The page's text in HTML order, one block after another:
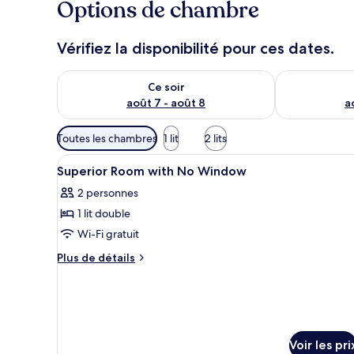
Options de chambre
Vérifiez la disponibilité pour ces dates.
Ce soir
août 7 - août 8
Vérifier la disponibilité pour ce soir août 7 - août 8
Vérifier la
Filtres
disponibles
pour
chambres
Toutes les chambres 1 lit 2 lits
Afficher
toutes
les
photos
pour
ce
1 chambre, literie de qualité
3
Superior Room with No Window
2 personnes
1 lit double
Wi-Fi gratuit
Plus de détails
Plus
Voir les